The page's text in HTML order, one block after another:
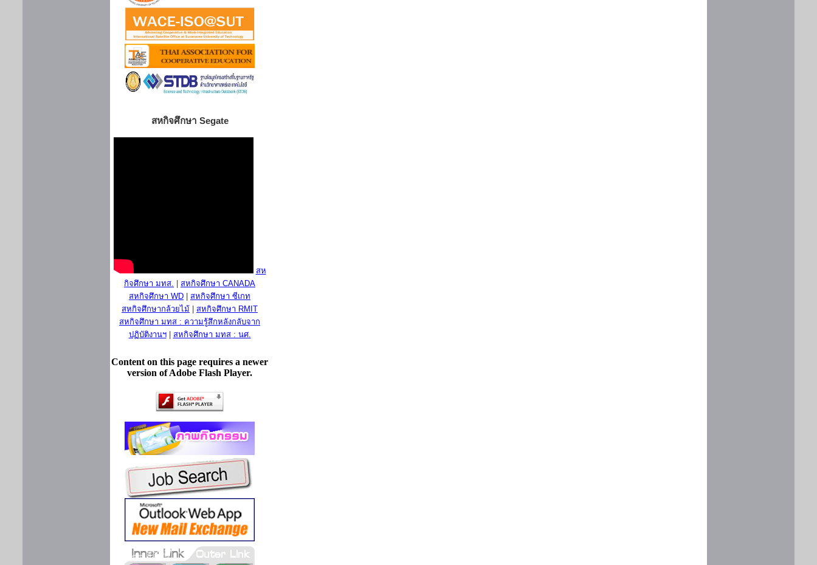
สหกิจศึกษา Segate
สห
กิจศึกษา มทส.
สหกิจศึกษา CANADA
สหกิจศึกษา WD
สหกิจศึกษา ซีเกท
สหกิจศึกษากล้วยไม้
สหกิจศึกษา RMIT
สหกิจศึกษา มทส : ความรู้สึกหลังกลับจาก
ปฏิบัติงานฯ| สหกิจศึกษา มทส : นศ.
Content on this page requires a newer
version of Adobe Flash Player.